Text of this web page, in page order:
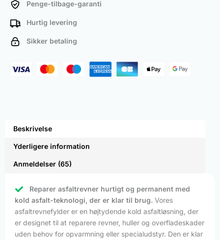
Penge-tilbage-garanti
Hurtig levering
Sikker betaling
Beskrivelse
Yderligere information
Anmeldelser (65)
Reparer asfaltrevner hurtigt og permanent med
kold asfalt-teknologi, der er klar til brug. Vores
asfaltrevnefylder er en højtydende kold asfaltløsning, der
er designet til at reparere revner, huller og overfladeskader
uden behov for opvarmning eller specialudstyr. Den er klar